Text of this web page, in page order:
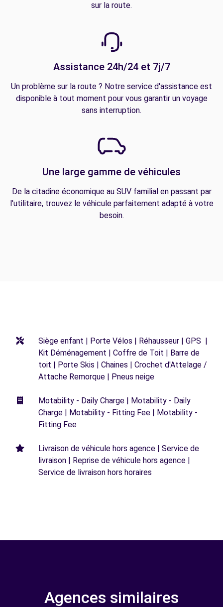
sur la route.
Assistance 24h/24 et 7j/7
Un problème sur la route ? Notre service d'assistance est
disponible à tout moment pour vous garantir un voyage
sans interruption.
Une large gamme de véhicules
De la citadine économique au SUV familial en passant par
l'utilitaire, trouvez le véhicule parfaitement adapté à votre
besoin.
Siège enfant | Porte Vélos | Réhausseur | GPS |
Kit Déménagement | Coffre de Toit | Barre de
toit | Porte Skis | Chaines | Crochet d'Attelage /
Attache Remorque | Pneus neige
Motability - Daily Charge | Motability - Daily
Charge | Motability - Fitting Fee | Motability -
Fitting Fee
Livraison de véhicule hors agence | Service de
livraison | Reprise de véhicule hors agence |
Service de livraison hors horaires
Agences similaires